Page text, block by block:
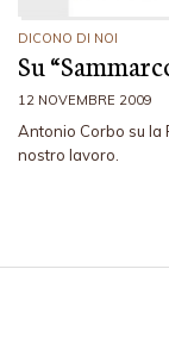
DICONO DI NOI
Su
12 NOVEMBRE 2009
Antonio Corbo su la
nostro lavoro.